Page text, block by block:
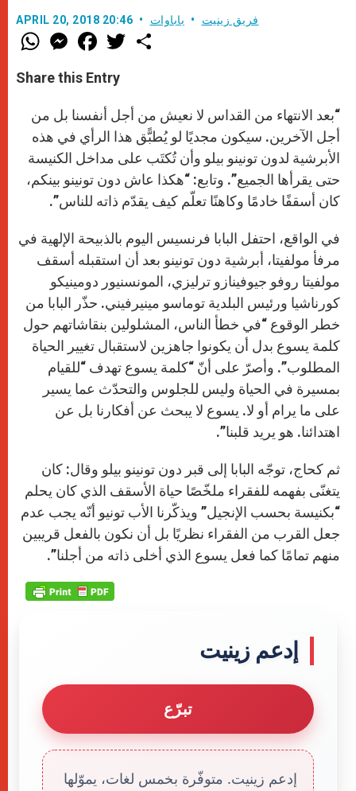
APRIL 20, 2018 20:46 فريق زينيت باباوات
W
h
t
s
p
M
e
s
e
g
e
r
F
a
e
b
o
k
w
r
Share this Entry
“بعد الانتهاء من القداس لا نعيش من أجل أنفسنا بل من
أجل الآخرين. سيكون مجديًا لو يُطبًّق هذا الرأي في هذه
الأبرشية لدون تونينو بيلو وأن تُكتَب على مداخل الكنيسة
حتى يقرأها الجميع”. وتابع: “هكذا عاش دون تونينو بينكم،
كان أسقفًا خادمًا وكاهنًا تعلّم كيف يقدّم ذاته للناس”.
في الواقع، احتفل البابا فرنسيس اليوم بالذبيحة الإلهية في
مرفأ مولفيتا، أبرشية دون تونينو بعد أن استقبله أسقف
مولفيتا روفو جيوفينازو ترليزي، المونسنيور دومينيكو
كورناشيا ورئيس البلدية توماسو مينيرفيني. حذّر البابا من
خطر الوقوع “في خطأ الناس، المشلولين بنقاشاتهم حول
كلمة يسوع بدل أن يكونوا جاهزين لاستقبال تغيير الحياة
المطلوب”. وأصرّ على أنّ “كلمة يسوع تهدف “للقيام
بمسيرة في الحياة وليس للجلوس والتحدّث عما يسير
على ما يرام أو لا. يسوع لا يبحث عن أفكارنا بل عن
اهتدائنا. هو يريد قلبنا”.
ثم كحاج، توجّه البابا إلى قبر دون تونينو بيلو وقال: كان
يتغنّى بفهمه للفقراء ملخّصًا حياة الأسقف الذي كان يحلم
“بكنيسة بحسب الإنجيل” ويذكّرنا الأب تونيو أنّه يجب عدم
جعل القرب من الفقراء نظريًا بل أن نكون بالفعل قريبين
منهم تمامًا كما فعل يسوع الذي أخلى ذاته من أجلنا”.
إدعم زينيت
تبرّع
إدعم زينيت. متوفّرة بخمس لغات، يموّلها